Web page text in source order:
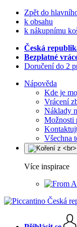
Zpět do
k obsahu
k nákupnímu
Česká
Bezplatné
Doručení do 2
Nápověda
Kde je
Vrácení
Náklady
Možnosti
Všechna
Více inspirace